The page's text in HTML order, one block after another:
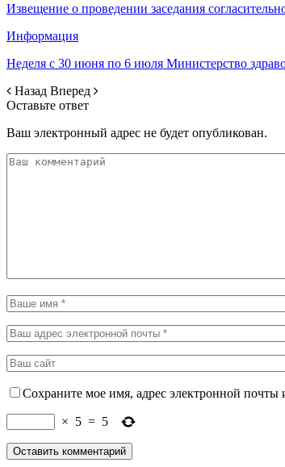
Извещение о проведении заседания
Информация
Неделя с 30 июня по 6 июля Министерство
Назад Вперед
Оставьте ответ
Ваш электронный адрес не будет опубликован.
Сохраните мое имя, адрес электронной почты
× 5 = 5